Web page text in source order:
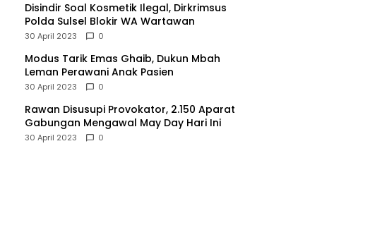
Disindir Soal Kosmetik Ilegal, Dirkrimsus
Polda Sulsel Blokir WA Wartawan
30 April 2023 0
Modus Tarik Emas Ghaib, Dukun Mbah
Leman Perawani Anak Pasien
30 April 2023 0
Rawan Disusupi Provokator, 2.150 Aparat
Gabungan Mengawal May Day Hari Ini
30 April 2023 0